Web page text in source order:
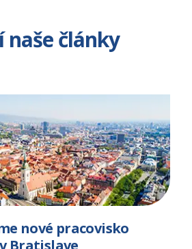
naše články
nové pracovisko